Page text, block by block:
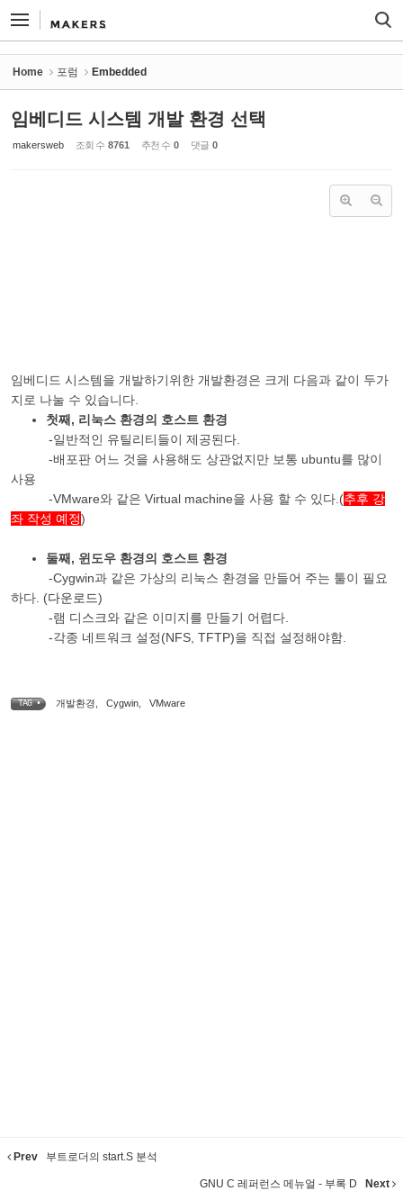
Home 포럼 Embedded
임베디드 시스템 개발 환경 선택
makersweb 조회 수 8761 추천 수 0 댓글 0
임베디드 시스템을 개발하기위한 개발환경은 크게 다음과 같이 두가
지로 나눌 수 있습니다.
첫째, 리눅스 환경의 호스트 환경
-일반적인 유틸리티들이 제공된다.
-배포판 어느 것을 사용해도 상관없지만 보통 ubuntu를 많이
사용
-VMware와 같은 Virtual machine을 사용 할 수 있다.(추후 강
좌 작성 예정)
둘째, 윈도우 환경의 호스트 환경
-Cygwin과 같은 가상의 리눅스 환경을 만들어 주는 툴이 필요
하다. (다운로드)
-램 디스크와 같은 이미지를 만들기 어렵다.
-각종 네트워크 설정(NFS, TFTP)을 직접 설정해야함.
TAG • 개발환경 Cygwin VMware
Prev 부트로더의 start.S 분석
GNU C 레퍼런스 메뉴얼 - 부록 D Next